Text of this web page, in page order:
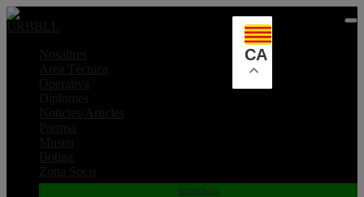
Skip
to
Nosaltres
Area Tècnica
Operativa
Diplomes
Noticies/Articles
Premsa
Museu
Botiga
Zona Socis
Entra/Soci
CA